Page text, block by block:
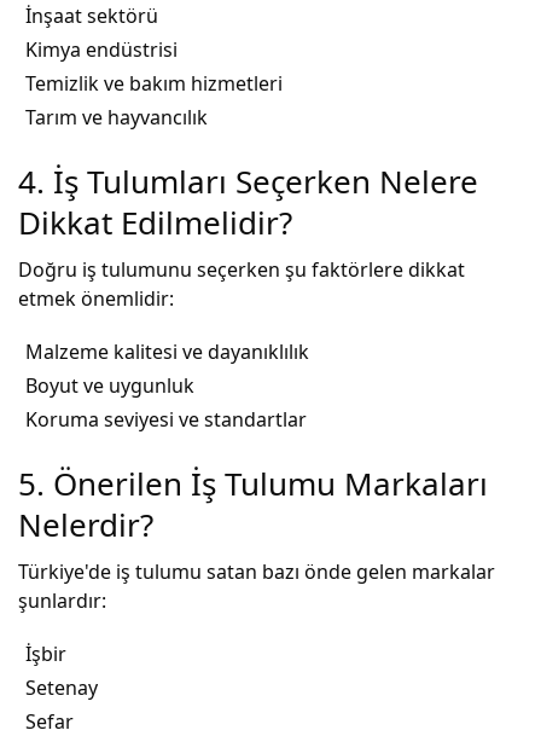
İnşaat sektörü
Kimya endüstrisi
Temizlik ve bakım hizmetleri
Tarım ve hayvancılık
4. İş Tulumları Seçerken Nelere
Dikkat Edilmelidir?
Doğru iş tulumunu seçerken şu faktörlere dikkat
etmek önemlidir:
Malzeme kalitesi ve dayanıklılık
Boyut ve uygunluk
Koruma seviyesi ve standartlar
5. Önerilen İş Tulumu Markaları
Nelerdir?
Türkiye'de iş tulumu satan bazı önde gelen markalar
şunlardır:
İşbir
Setenay
Sefar